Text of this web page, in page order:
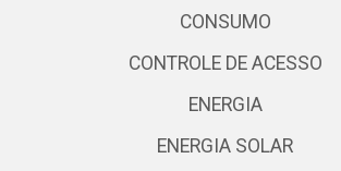
CONSUMO
CONTROLE DE ACESSO
ENERGIA
ENERGIA SOLAR